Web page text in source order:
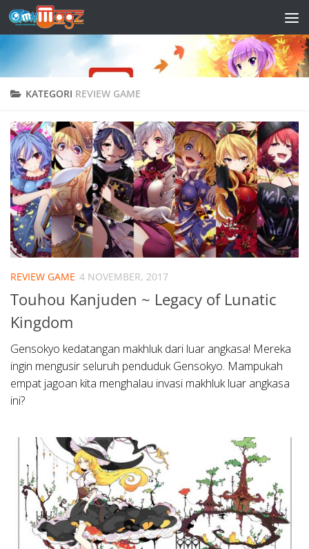
Skip to content
KATEGORI REVIEW GAME
REVIEW GAME 4 NOVEMBER, 2017
Touhou Kanjuden ~ Legacy of Lunatic
Kingdom
Gensokyo kedatangan makhluk dari luar angkasa! Mereka
ingin mengusir seluruh penduduk Gensokyo. Mampukah
empat jagoan kita menghalau invasi makhluk luar angkasa
ini?